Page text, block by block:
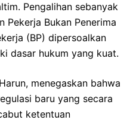
Pengalihan sebanyak
Pekerja Bukan Penerima
(BP) dipersoalkan
dasar hukum yang kuat.
menegaskan bahwa
baru yang secara
ketentuan